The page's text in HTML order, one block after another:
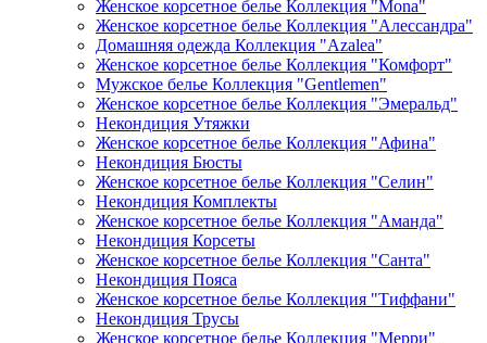
Женское корсетное белье Коллекция "Mona"
Женское корсетное белье Коллекция "Алессандра"
Домашняя одежда Коллекция "Azalea"
Женское корсетное белье Коллекция "Комфорт"
Мужское белье Коллекция "Gentlemen"
Женское корсетное белье Коллекция "Эмеральд"
Некондиция Утяжки
Женское корсетное белье Коллекция "Афина"
Некондиция Бюсты
Женское корсетное белье Коллекция "Селин"
Некондиция Комплекты
Женское корсетное белье Коллекция "Аманда"
Некондиция Корсеты
Женское корсетное белье Коллекция "Санта"
Некондиция Пояса
Женское корсетное белье Коллекция "Тиффани"
Некондиция Трусы
Женское корсетное белье Коллекция "Мерри"